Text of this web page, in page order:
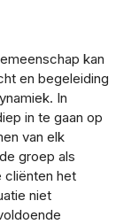
kan
en begeleiding
In
in te gaan op
van elk
groep als
cliënten het
niet